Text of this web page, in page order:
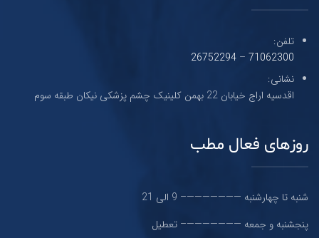
تلفن:
71062300
–
26752294
نشانی:
اقدسیه اراج خیابان 22 بهمن کلینیک چشم پزشکی نیکان طبقه سوم
روزهای فعال مطب
شنبه تا چهارشنبه ———————– 9 الی 21
پنجشنبه و جمعه ———————– تعطیل